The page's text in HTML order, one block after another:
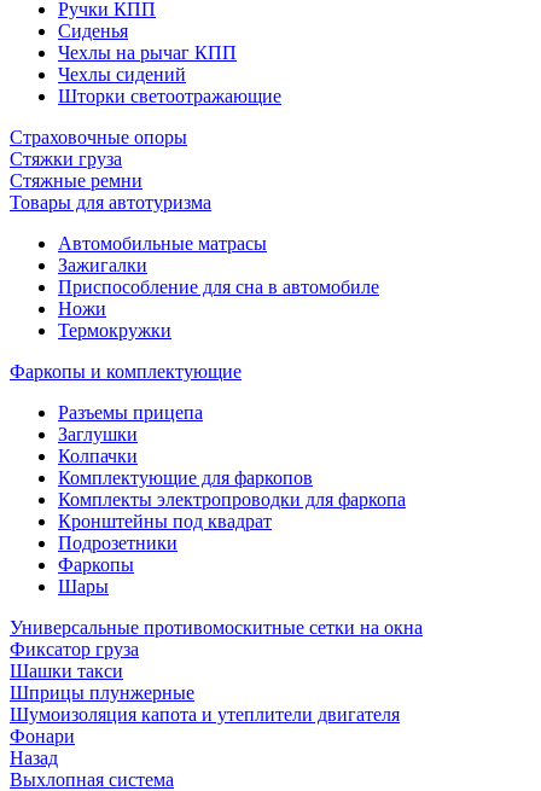
Ручки КПП
Сиденья
Чехлы на рычаг КПП
Чехлы сидений
Шторки светоотражающие
Страховочные опоры
Стяжки груза
Стяжные ремни
Товары для автотуризма
Автомобильные матрасы
Зажигалки
Приспособление для сна в автомобиле
Ножи
Термокружки
Фаркопы и комплектующие
Разъемы прицепа
Заглушки
Колпачки
Комплектующие для фаркопов
Комплекты электропроводки для фаркопа
Кронштейны под квадрат
Подрозетники
Фаркопы
Шары
Универсальные противомоскитные сетки на окна
Фиксатор груза
Шашки такси
Шприцы плунжерные
Шумоизоляция капота и утеплители двигателя
Фонари
Назад
Выхлопная система